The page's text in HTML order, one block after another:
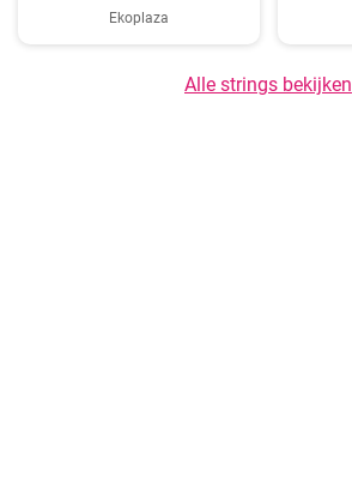
Ekoplaza
Alle strings bekijken